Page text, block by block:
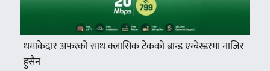
धमाकेदार अफरको साथ क्लासिक टेकको ब्रान्ड एम्बेस्डरमा नाजिर
हुसैन